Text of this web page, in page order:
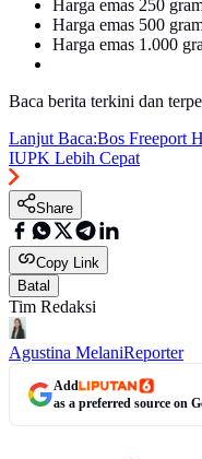
Harga emas 250
Harga emas 500
Harga emas 1.000
Baca berita terkini dan
Lanjut Baca:Bos Freeport
IUPK Lebih Cepat
Share
Copy Link
Batal
Tim Redaksi
Agustina MelaniReporter
Add
as a preferred source on